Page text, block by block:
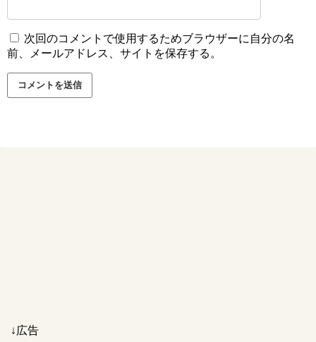
次回のコメントで使用するためブラウザーに自分の名
前、メールアドレス、サイトを保存する。
↓広告